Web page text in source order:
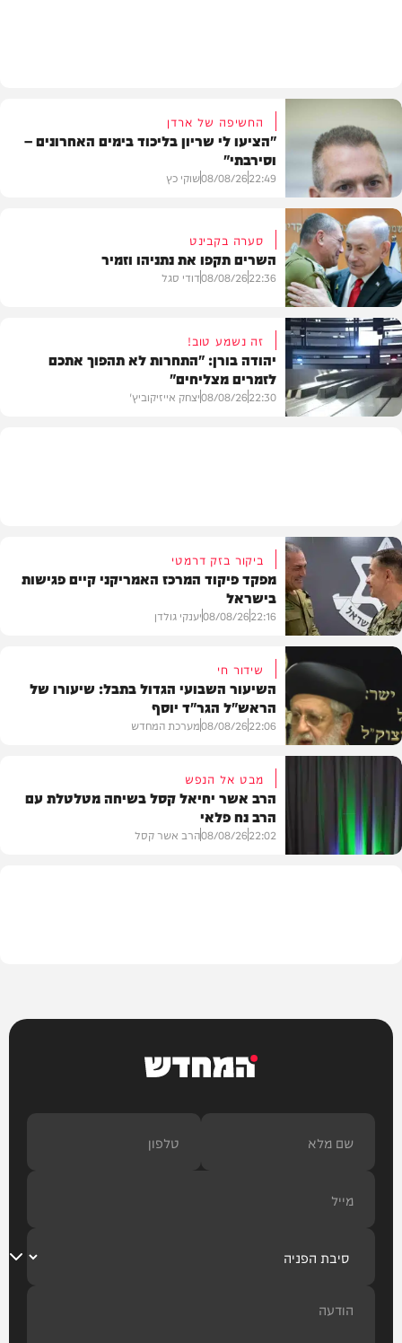
חדשות
החשיפה של ארדן
"הציעו לי שריון בליכוד בימים האחרונים –
וסירבתי"
22:49
08/08/26שוקי כץ
מדיני
סערה בקבינט
השרים תקפו את נתניהו וזמיר
22:36
08/08/26דודי סגל
זה נשמע טוב!
יהודה בורן: "התחרות לא תהפוך אתכם
לזמרים מצליחים"
22:30
08/08/26יצחק אייזיקוביץ'
חדשות
ביקור בזק דרמטי
מפקד פיקוד המרכז האמריקני קיים פגישות
בישראל
22:16
08/08/26יענקי גולדן
וידאו
שידור חי
השיעור השבועי הגדול בתבל: שיעורו של
הראש"ל הגר"ד יוסף
22:06
08/08/26מערכת המחדש
מבט אל הנפש
הרב אשר יחיאל קסל בשיחה מטלטלת עם
הרב נח פלאי
22:02
08/08/26הרב אשר קסל
המחדש